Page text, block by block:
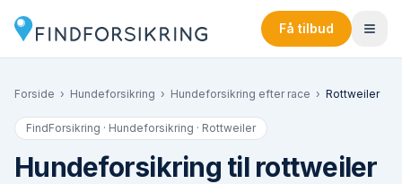
Få tilbud
Forside › Hundeforsikring › Hundeforsikring efter race › Rottweiler
FindForsikring · Hundeforsikring · Rottweiler
Hundeforsikring til rottweiler